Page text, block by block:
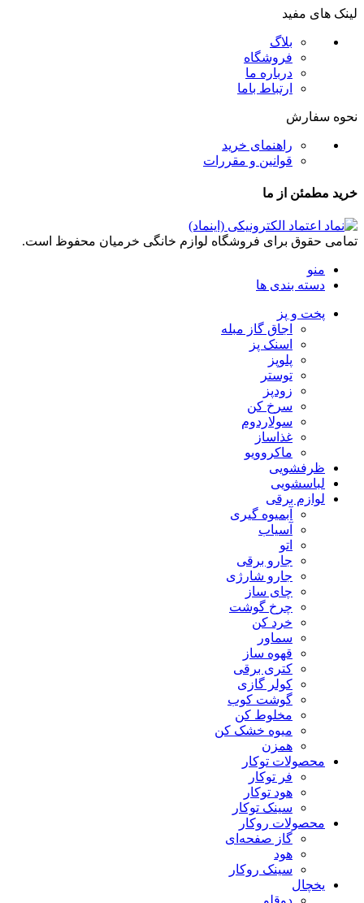
لینک های مفید
بلاگ
فروشگاه
درباره ما
ارتباط باما
نحوه سفارش
راهنمای خرید
قوانین و مقررات
خرید مطمئن از ما
تمامی حقوق برای فروشگاه لوازم خانگی خرمیان محفوظ است.
منو
دسته بندی ها
پخت و پز
اجاق گاز مبله
اسنک پز
پلوپز
توستر
زودپز
سرخ کن
سولاردوم
غذاساز
ماکروویو
ظرفشویی
لباسشویی
لوازم برقی
آبمیوه گیری
آسیاب
اتو
جارو برقی
جارو شارژی
چای ساز
چرخ گوشت
خرد کن
سماور
قهوه ساز
کتری برقی
کولر گازی
گوشت کوب
مخلوط کن
میوه خشک کن
همزن
محصولات توکار
فر توکار
هود توکار
سینک توکار
محصولات روکار
گاز صفحه‌ای
هود
سینک روکار
یخچال